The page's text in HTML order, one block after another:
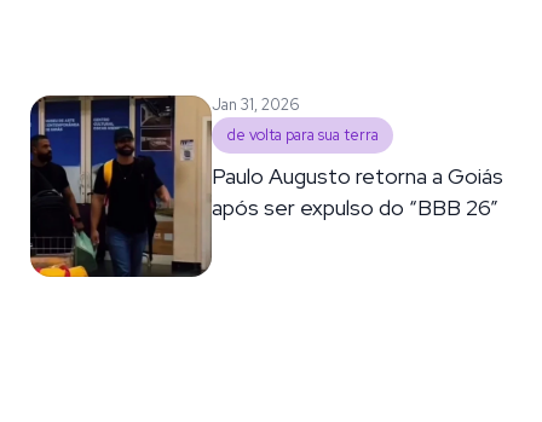
Jan 31, 2026
de volta para sua terra
Paulo Augusto retorna a Goiás
após ser expulso do “BBB 26”